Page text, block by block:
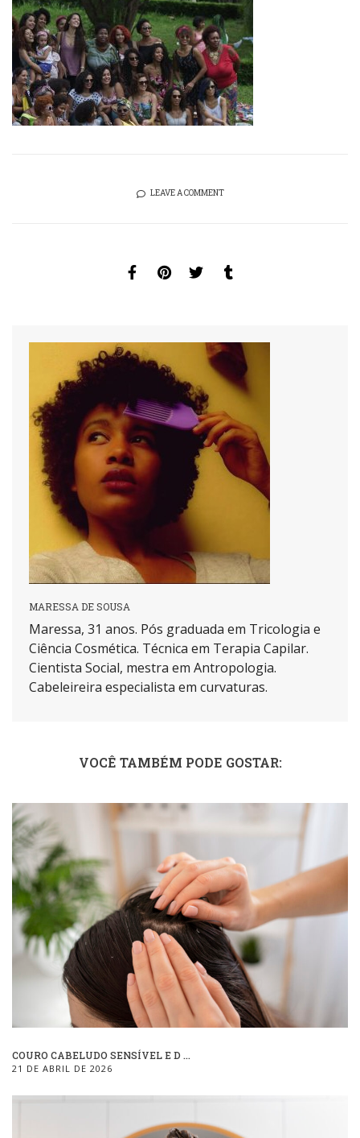
LEAVE A COMMENT
MARESSA DE SOUSA
Maressa, 31 anos. Pós graduada em Tricologia e
Ciência Cosmética. Técnica em Terapia Capilar.
Cientista Social, mestra em Antropologia.
Cabeleireira especialista em curvaturas.
VOCÊ TAMBÉM PODE GOSTAR:
COURO CABELUDO SENSÍVEL E D ...
21 DE ABRIL DE 2026